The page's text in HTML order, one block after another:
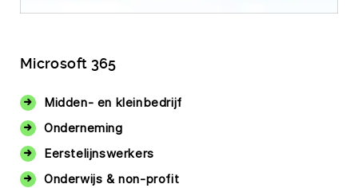
Microsoft 365
Midden- en kleinbedrijf
Onderneming
Eerstelijnswerkers
Onderwijs & non-profit